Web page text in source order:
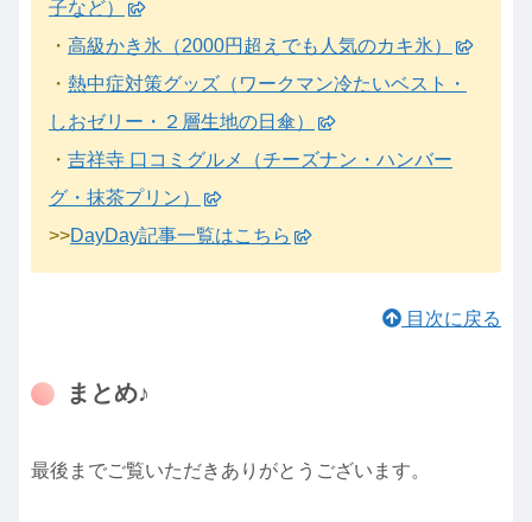
子など）
・ 高級かき氷（2000円超えでも人気のカキ氷）
・ 熱中症対策グッズ（ワークマン冷たいベスト・
しおゼリー・２層生地の日傘）
・ 吉祥寺 口コミグルメ（チーズナン・ハンバー
グ・抹茶プリン）
>>DayDay記事一覧はこちら
目次に戻る
まとめ♪
最後までご覧いただきありがとうございます。